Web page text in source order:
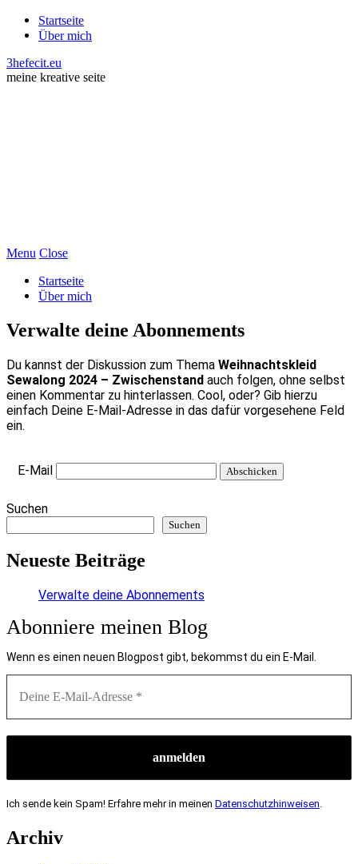
Startseite
Über mich
3hefecit.eu
meine kreative seite
Menu Close
Startseite
Über mich
Verwalte deine Abonnements
Du kannst der Diskussion zum Thema Weihnachtskleid
Sewalong 2024 – Zwischenstand auch folgen, ohne selbst
einen Kommentar zu hinterlassen. Cool, oder? Gib hierzu
einfach Deine E-Mail-Adresse in das dafür vorgesehene Feld
ein.
E-Mail
Suchen
Suchen
Neueste Beiträge
Verwalte deine Abonnements
Abonniere meinen Blog
Wenn es einen neuen Blogpost gibt, bekommst du ein E-Mail.
Ich sende kein Spam! Erfahre mehr in meinen Datenschutzhinweisen.
Archiv